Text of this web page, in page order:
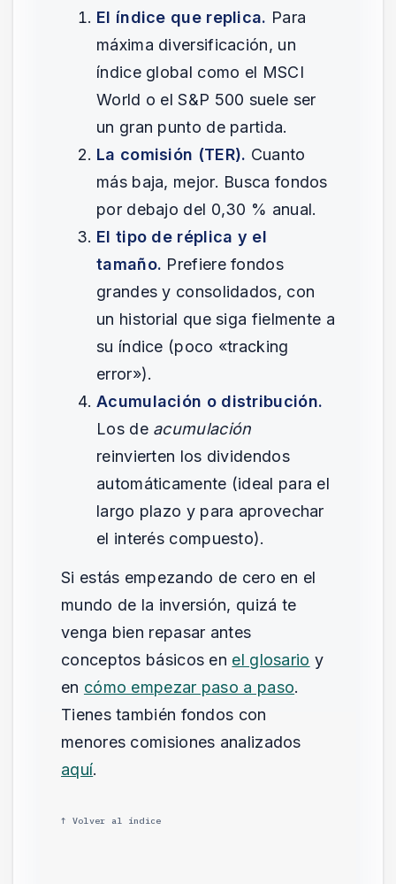
El índice que replica. Para
máxima diversificación, un
índice global como el MSCI
World o el S&P 500 suele ser
un gran punto de partida.
La comisión (TER). Cuanto
más baja, mejor. Busca fondos
por debajo del 0,30 % anual.
El tipo de réplica y el
tamaño. Prefiere fondos
grandes y consolidados, con
un historial que siga fielmente a
su índice (poco «tracking
error»).
Acumulación o distribución.
Los de acumulación
reinvierten los dividendos
automáticamente (ideal para el
largo plazo y para aprovechar
el interés compuesto).
Si estás empezando de cero en el
mundo de la inversión, quizá te
venga bien repasar antes
conceptos básicos en el glosario y
en cómo empezar paso a paso.
Tienes también fondos con
menores comisiones analizados
aquí.
↑ Volver al índice